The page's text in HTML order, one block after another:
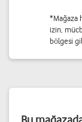
*Mağaza
izin,
bölgesi